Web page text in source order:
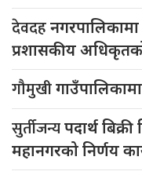
देवदह
प्रशासकीय
गौमुखी
सुर्तीजन्यपदार्थ
महानगरको निर्णय